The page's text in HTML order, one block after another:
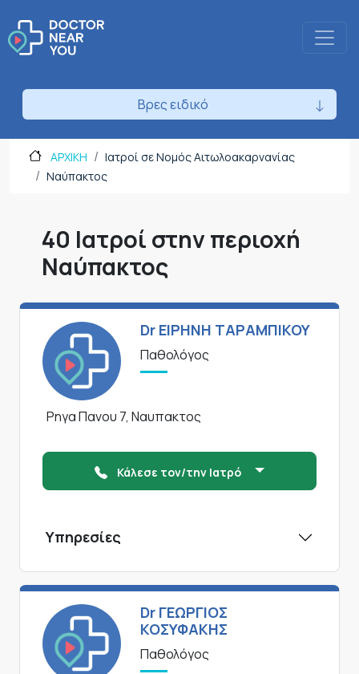
Βρες ειδικό
ΑΡΧΙΚΗ
Ιατροί σε Νομός Αιτωλοακαρνανίας
Ναύπακτος
40 Ιατροί στην περιοχή
Ναύπακτος
Dr ΕΙΡΗΝΗ ΤΑΡΑΜΠΙΚΟΥ
Παθολόγος
Ρηγα Πανου 7, Ναυπακτος
Κάλεσε τον/την Ιατρό
Υπηρεσίες
Dr ΓΕΩΡΓΙΟΣ
ΚΟΣΥΦΑΚΗΣ
Παθολόγος